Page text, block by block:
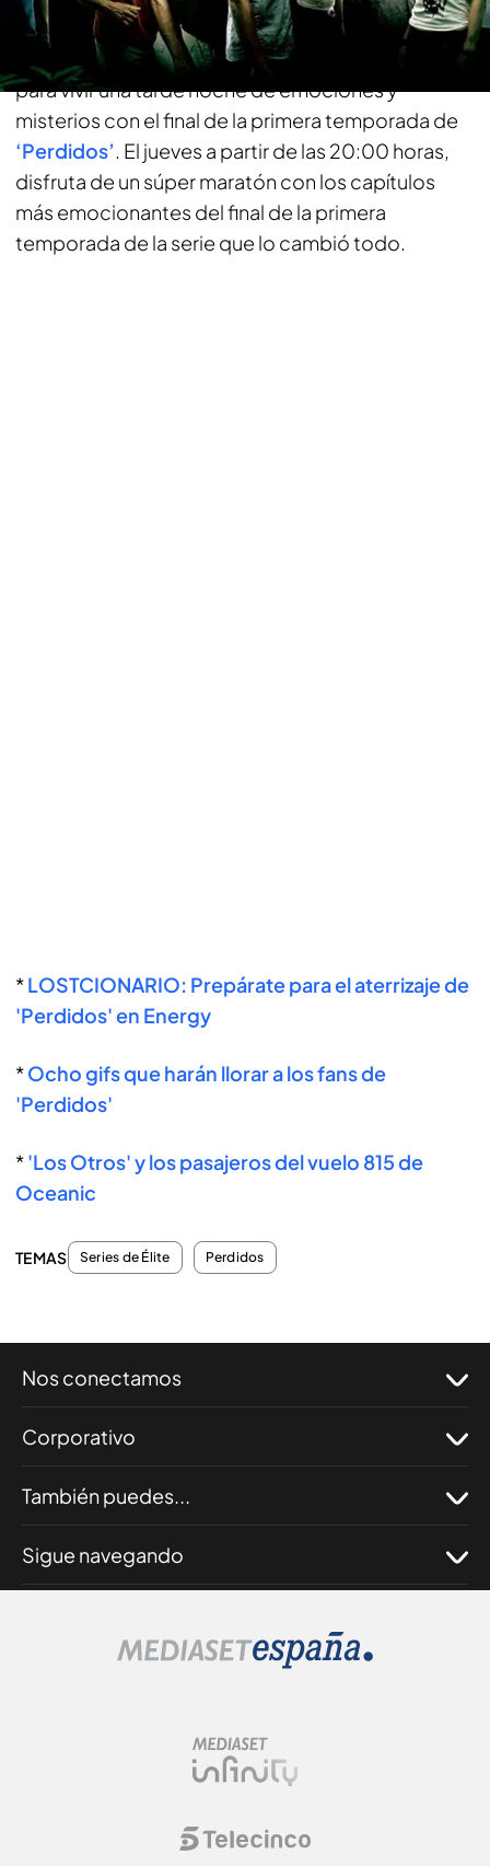
¿Qué esconde la isla? ¿Qué hay detrás de la
escotilla? ¿Quién les está observando? Preparate
para vivir una tarde noche de emociones y
misterios con el final de la primera temporada de
‘Perdidos’. El jueves a partir de las 20:00 horas,
disfruta de un súper maratón con los capítulos
más emocionantes del final de la primera
temporada de la serie que lo cambió todo.
*LOSTCIONARIO: Prepárate para el aterrizaje de
'Perdidos' en Energy
*Ocho gifs que harán llorar a los fans de
'Perdidos'
*'Los Otros' y los pasajeros del vuelo 815 de
Oceanic
TEMAS Series de Élite Perdidos
Nos conectamos
Corporativo
También puedes...
Sigue navegando